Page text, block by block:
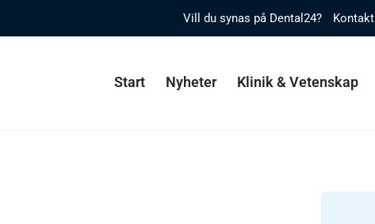
Vill du synas på Dental24? Kontakt
Start Nyheter Klinik & Vetenskap